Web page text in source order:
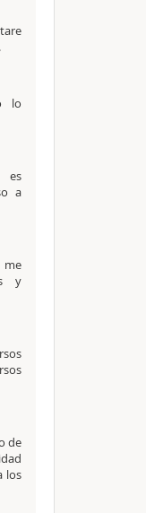
lo
es
a
me
y
de
los